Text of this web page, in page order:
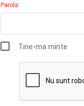
Parola:
Tine-ma minte